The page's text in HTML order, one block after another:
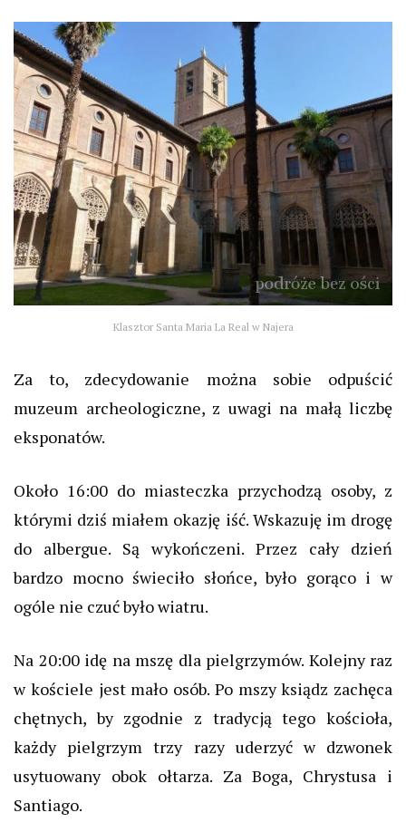
Klasztor Santa Maria La Real w Najera
Za to, zdecydowanie można sobie odpuścić
muzeum archeologiczne, z uwagi na małą liczbę
eksponatów.
Około 16:00 do miasteczka przychodzą osoby, z
którymi dziś miałem okazję iść. Wskazuję im drogę
do albergue. Są wykończeni. Przez cały dzień
bardzo mocno świeciło słońce, było gorąco i w
ogóle nie czuć było wiatru.
Na 20:00 idę na mszę dla pielgrzymów. Kolejny raz
w kościele jest mało osób. Po mszy ksiądz zachęca
chętnych, by zgodnie z tradycją tego kościoła,
każdy pielgrzym trzy razy uderzyć w dzwonek
usytuowany obok ołtarza. Za Boga, Chrystusa i
Santiago.